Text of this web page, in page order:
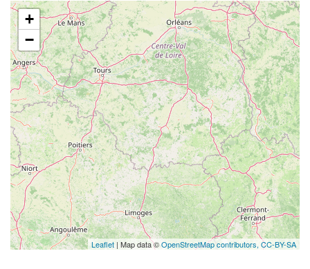
+
−
Leaflet | Map data ©OpenStreetMap contributors, CC-BY-SA